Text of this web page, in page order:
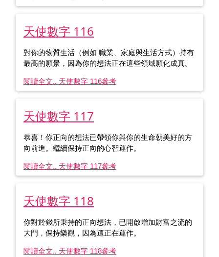
天使數字 116
對你的物質生活（例如 職業、家庭與生活方式）持有
最高的願景，因為你的想法正在這些領域願化成真。
閱讀全文.. 天使數字 116參考
天使數字 117
恭喜！你正向的想法已帶領你與你的生命朝美好的方
向前進。繼續保持正向的心智運作。
閱讀全文.. 天使數字 117參考
天使數字 118
你對於錢所秉持的正向想法，已開啟增加財富之流的
大門，保持樂觀，因為這正在運作。
閱讀全文.. 天使數字 118參考